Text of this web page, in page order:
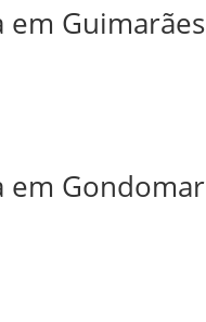
Guimarães
em Gondomar